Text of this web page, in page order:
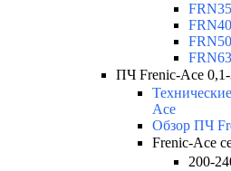
ПЧ Frenic-Ace
Ace
Обзор ПЧ
Frenic-Ace
200-